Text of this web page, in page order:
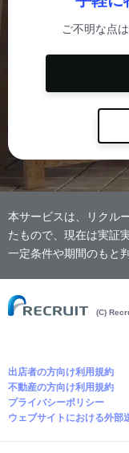
ご不明な点
本サービスは、リクル
たもので、現在は実証
一定条件や期間のもと
(C)
出店者の方向け利用規約
不動産の方向け利用規約
プライバシーポリシー
ウェブサイトにおける外部